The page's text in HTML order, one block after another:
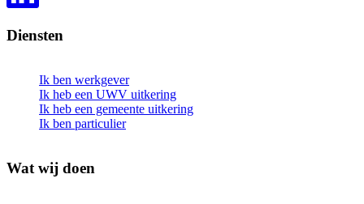
Diensten
Ik ben werkgever
Ik heb een UWV uitkering
Ik heb een gemeente uitkering
Ik ben particulier
Wat wij doen